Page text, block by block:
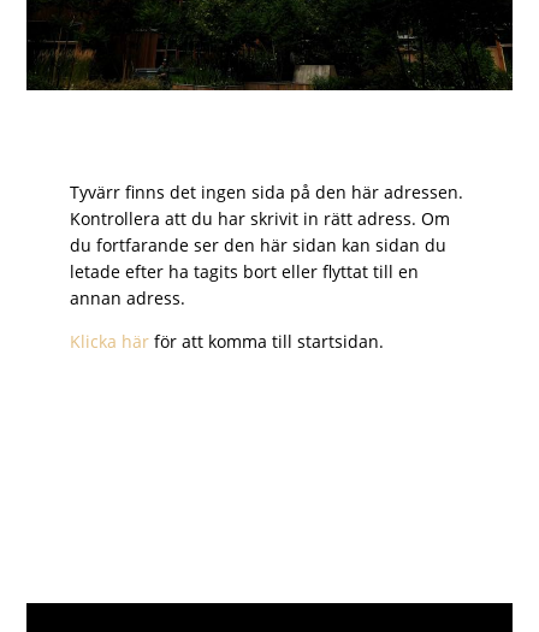
Tyvärr finns det ingen sida på den här adressen.
Kontrollera att du har skrivit in rätt adress. Om
du fortfarande ser den här sidan kan sidan du
letade efter ha tagits bort eller flyttat till en
annan adress.
Klicka här för att komma till startsidan.